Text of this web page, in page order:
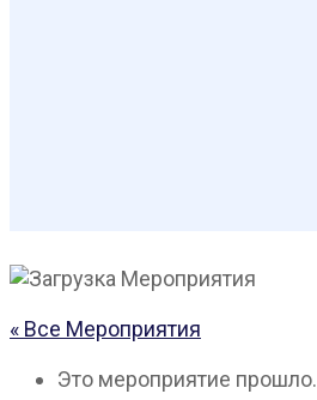
« Все Мероприятия
Это мероприятие прошло.